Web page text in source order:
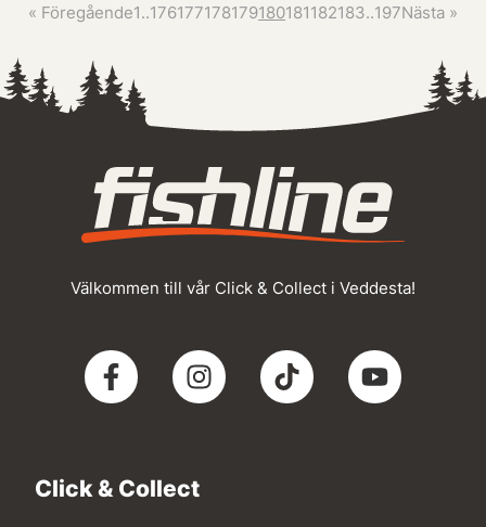
« Föregående1..176177178179180181182183..197Nästa »
Välkommen till vår Click & Collect i Veddesta!
Click & Collect